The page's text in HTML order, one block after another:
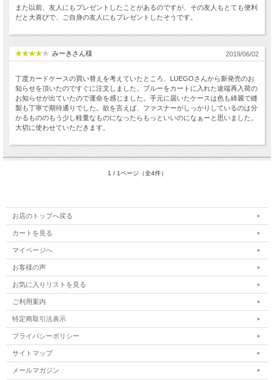
また以前、友人にもプレゼントしたことがあるのですが、その友人もとても便利
だと大喜びで、ご自身の友人にもプレゼントしたそうです。
みーきさん様 2019/06/02
丁度カードケースの買い替えを考えていたところ、LUEGOさんから新発売のお
知らせを頂いたのですぐに注文しました。ブルーをカートに入れた途端再入荷の
お知らせが出ていたので運命を感じました。手元に届いたケースは色も綺麗で縫
製も丁寧で期待通りでした。欲を言えば、ファスナーがしっかりしているのは分
かるもののもう少し軽量なものになったらもっといいのになぁーと思いました。
大切に使わせていただきます。
1 / 1ページ（全4件）
お店のトップへ戻る
カートを見る
マイページへ
お客様の声
お気に入りリストを見る
ご利用案内
特定商取引法表示
プライバシーポリシー
サイトマップ
メールマガジン